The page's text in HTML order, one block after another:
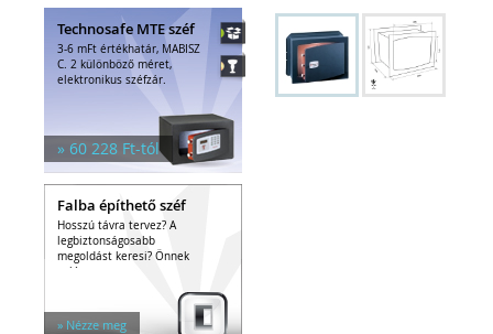
Technosafe MTE széf
3-6 mFt értékhatár, MABISZ
C. 2 különböző méret,
elektronikus széfzár.
» 60 228 Ft-tól
Falba építhető széf
Hosszú távra tervez? A
legbiztonságosabb
megoldást keresi? Önnek
való a...
» Nézze meg